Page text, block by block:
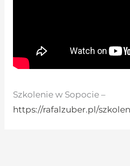
Szkolenie w Sopocie –
https://rafalzuber.pl/